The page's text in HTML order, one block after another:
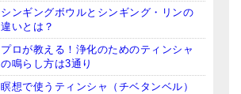
シンギングボウルとシンギング・リンの
違いとは？
プロが教える！浄化のためのティンシャ
の鳴らし方は3通り
瞑想で使うティンシャ（チベタンベル）